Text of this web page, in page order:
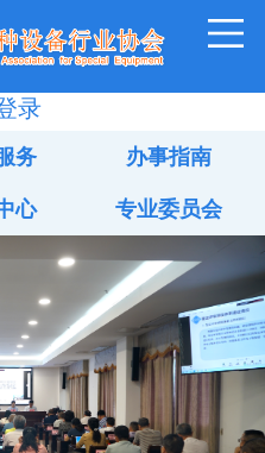
录
务 办事指南
心 专业委员会